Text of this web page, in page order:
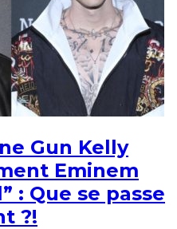
Gun Kelly
Eminem
: Que se passe
?!